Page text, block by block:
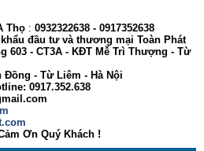
Thọ : 0932322638 - 0917352638
đầu tư và thương mại Toàn Phát
- CT3A - KĐT Mễ Trì Thượng - Từ
- Từ Liêm - Hà Nội
0917.352.638
Quý Khách !